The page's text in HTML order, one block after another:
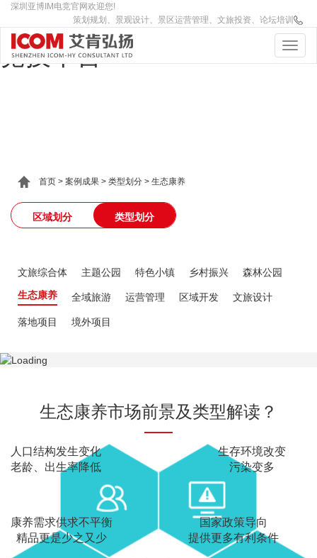
IM(股份有限公司)电竞-电子
竞技平台
深圳亚博IM电竞官网欢迎您!
策划规划、景观设计、景区运营管理、文旅投资、论坛培训
首页 > 案例成果 > 类型划分 > 生态康养
区域划分 类型划分
文旅综合体 主题公园 特色小镇 乡村振兴
森林公园
生态康养
全域旅游 运营管理 区域开发 文旅设计
落地项目 境外项目
生态康养市场前景及类型解读？
人口结构发生变化
老龄、出生率降低
康养需求供求不平衡
精品更是少之又少
生存环境改变
污染变多
国家政策导向
提供更多有利条件